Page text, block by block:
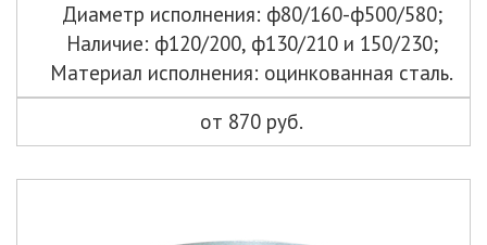
Диаметр исполнения: ф80/160-ф500/580;
Наличие: ф120/200, ф130/210 и 150/230;
Материал исполнения: оцинкованная сталь.
от 870 руб.